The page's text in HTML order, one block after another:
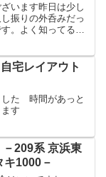
います昨日は少し
振りの外呑みだっ
。よく知ってる
について書きまし
1...
宅レイアウト
した 時間があっと
す
209系 京浜東
1000－